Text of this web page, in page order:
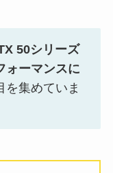
50シリーズ
ォーマンスに
を集めていま